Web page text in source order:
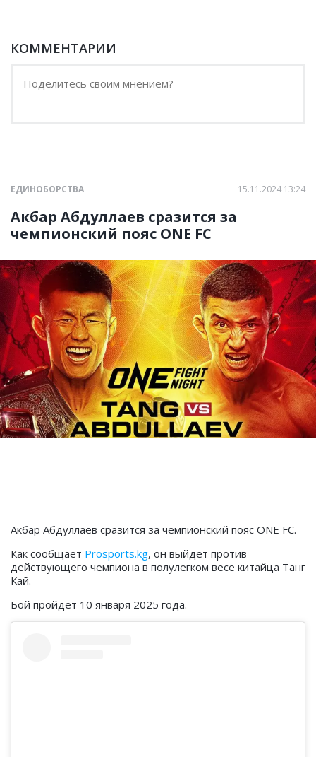
КОММЕНТАРИИ
ЕДИНОБОРСТВА 15.11.2024 13:24
Акбар Абдуллаев сразится за
чемпионский пояс ONE FC
Акбар Абдуллаев сразится за чемпионский пояс ONE FC.
Как сообщает Prosports.kg, он выйдет против
действующего чемпиона в полулегком весе китайца Танг
Кай.
Бой пройдет 10 января 2025 года.